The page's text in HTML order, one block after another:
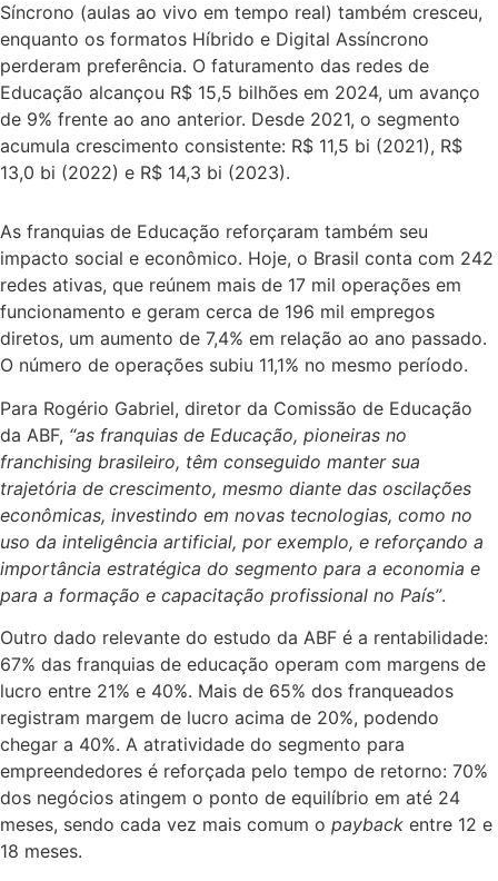
Síncrono (aulas ao vivo em tempo real) também cresceu,
enquanto os formatos Híbrido e Digital Assíncrono
perderam preferência. O faturamento das redes de
Educação alcançou R$ 15,5 bilhões em 2024, um avanço
de 9% frente ao ano anterior. Desde 2021, o segmento
acumula crescimento consistente: R$ 11,5 bi (2021), R$
13,0 bi (2022) e R$ 14,3 bi (2023).
As franquias de Educação reforçaram também seu
impacto social e econômico. Hoje, o Brasil conta com 242
redes ativas, que reúnem mais de 17 mil operações em
funcionamento e geram cerca de 196 mil empregos
diretos, um aumento de 7,4% em relação ao ano passado.
O número de operações subiu 11,1% no mesmo período.
Para Rogério Gabriel, diretor da Comissão de Educação
da ABF, “as franquias de Educação, pioneiras no
franchising brasileiro, têm conseguido manter sua
trajetória de crescimento, mesmo diante das oscilações
econômicas, investindo em novas tecnologias, como no
uso da inteligência artificial, por exemplo, e reforçando a
importância estratégica do segmento para a economia e
para a formação e capacitação profissional no País”.
Outro dado relevante do estudo da ABF é a rentabilidade:
67% das franquias de educação operam com margens de
lucro entre 21% e 40%. Mais de 65% dos franqueados
registram margem de lucro acima de 20%, podendo
chegar a 40%. A atratividade do segmento para
empreendedores é reforçada pelo tempo de retorno: 70%
dos negócios atingem o ponto de equilíbrio em até 24
meses, sendo cada vez mais comum o payback entre 12 e
18 meses.